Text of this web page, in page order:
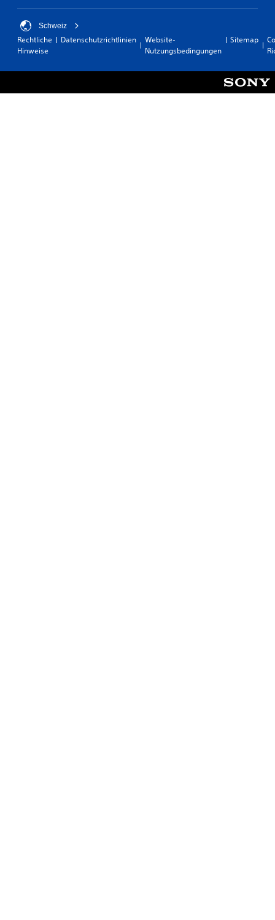
Schweiz
Rechtliche
Hinweise
Datenschutzrichtlinien
Website-
Nutzungsbedingungen
Sitemap